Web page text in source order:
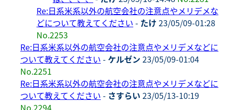
Re:日系米系以外の航空会社の注意点やメリデメな
どについて教えてください - たけ 23/05/09-01:28
No.2253
Re:日系米系以外の航空会社の注意点やメリデメなどに
ついて教えてください - ケルゼン 23/05/09-01:04
No.2251
Re:日系米系以外の航空会社の注意点やメリデメなどに
ついて教えてください - さすらい 23/05/13-10:19
No.2294